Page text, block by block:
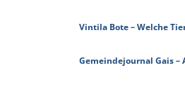
Vintila Bote – Welche
Gemeindejournal Gais